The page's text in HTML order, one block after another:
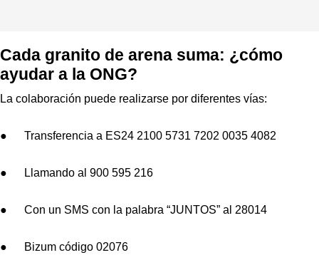
Cada granito de arena suma: ¿cómo
ayudar a la ONG?
La colaboración puede realizarse por diferentes vías:
● Transferencia a ES24 2100 5731 7202 0035 4082
● Llamando al 900 595 216
● Con un SMS con la palabra “JUNTOS” al 28014
● Bizum código 02076